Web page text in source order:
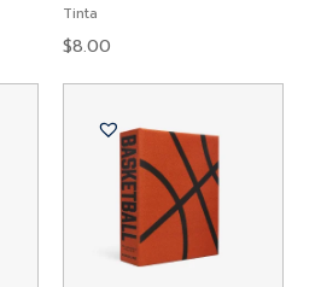
Tinta
$8.00